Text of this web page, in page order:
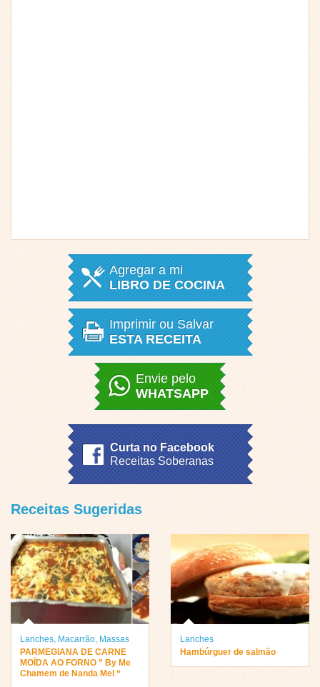
Agregar a mi
LIBRO DE COCINA
Imprimir ou Salvar
ESTA RECEITA
Envie pelo
WHATSAPP
Curta no Facebook
Receitas Soberanas
Receitas Sugeridas
Lanches, Macarrão, Massas
PARMEGIANA DE CARNE
MOÍDA AO FORNO ” By Me
Chamem de Nanda Mel “
Lanches
Hambúrguer de salmão